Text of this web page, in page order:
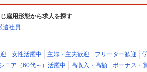
雇用形態から求人を探す
遣社員
女性活躍中 主婦・主夫歓迎 フリーター歓迎
ニア（60代～）活躍中 高収入・高額
ボーナス・